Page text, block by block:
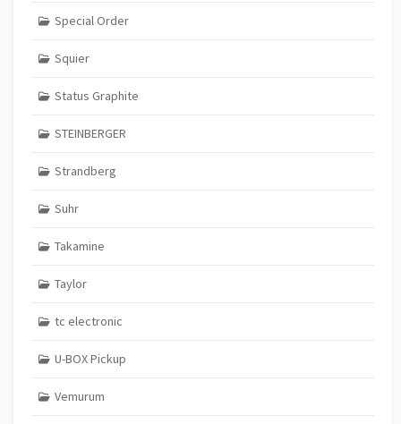
Special Order
Squier
Status Graphite
STEINBERGER
Strandberg
Suhr
Takamine
Taylor
tc electronic
U-BOX Pickup
Vemurum